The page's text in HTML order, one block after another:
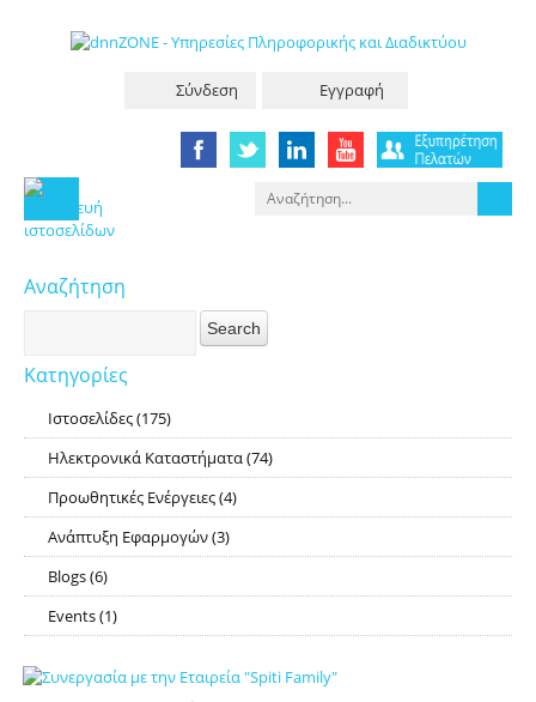
Σύνδεση Εγγραφή
Αναζήτηση
Κατηγορίες
Ιστοσελίδες(175)
Ηλεκτρονικά Καταστήματα(74)
Προωθητικές Ενέργειες(4)
Ανάπτυξη Εφαρμογών(3)
Blogs(6)
Events(1)